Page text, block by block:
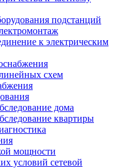
подстанций
к электрическим
схем
дома
квартиры
мощности
условий сетевой